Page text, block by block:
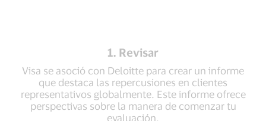
1. Revisar
Visa se asoció con Deloitte para crear un informe
que destaca las repercusiones en clientes
representativos globalmente. Este informe ofrece
perspectivas sobre la manera de comenzar tu
evaluación.